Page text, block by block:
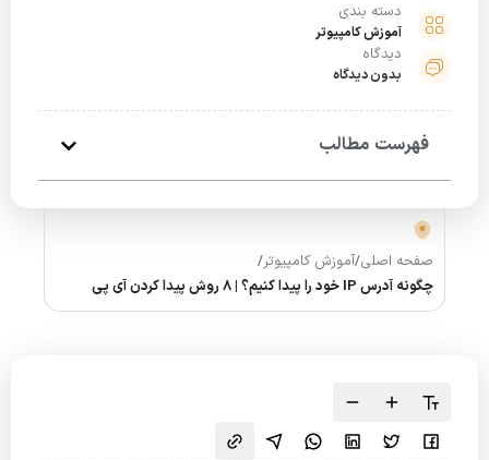
دسته بندی
آموزش کامپیوتر
دیدگاه
بدون دیدگاه
فهرست مطالب
صفحه اصلی/آموزش کامپیوتر/
چگونه آدرس IP خود را پیدا کنیم؟ | 8 روش پیدا کردن آی پی